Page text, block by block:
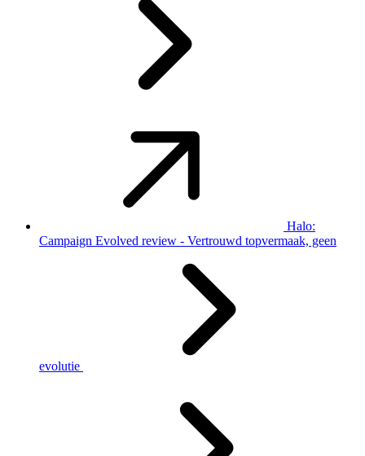
Halo:
Campaign Evolved review - Vertrouwd topvermaak, geen
evolutie